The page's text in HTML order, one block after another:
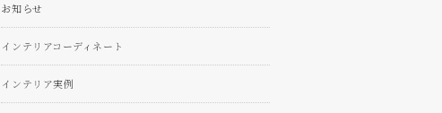
お知らせ
インテリアコーディネート
インテリア実例